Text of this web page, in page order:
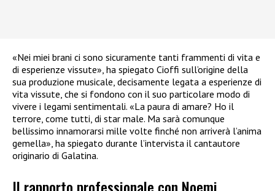
«Nei miei brani ci sono sicuramente tanti frammenti di vita e
di esperienze vissute», ha spiegato Cioffi sull’origine della
sua produzione musicale, decisamente legata a esperienze di
vita vissute, che si fondono con il suo particolare modo di
vivere i legami sentimentali. «La paura di amare? Ho il
terrore, come tutti, di star male. Ma sarà comunque
bellissimo innamorarsi mille volte finché non arriverà l’anima
gemella», ha spiegato durante l’intervista il cantautore
originario di Galatina.
Il rapporto professionale con Noemi